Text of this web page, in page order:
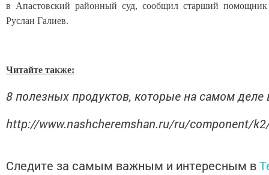
в Апастовский районный суд, сообщил старший
Руслан Галиев.
Читайте также:
8 полезных продуктов, которые на самом деле
http://www.nashcheremshan.ru/ru/component/
Следите за самым важным и интересным в